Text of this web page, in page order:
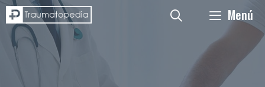
Saltar
al
contenido
Menú